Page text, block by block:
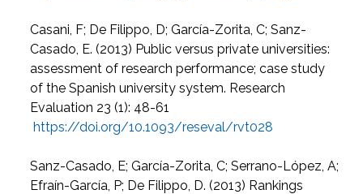
Casani, F; De Filippo, D; García-Zorita, C; Sanz-
Casado, E. (2013) Public versus private universities:
assessment of research performance; case study
of the Spanish university system. Research
Evaluation 23 (1): 48-61
https://doi.org/10.1093/reseval/rvt028
Sanz-Casado, E; García-Zorita, C; Serrano-López, A;
Efraín-García, P; De Filippo, D. (2013) Rankings